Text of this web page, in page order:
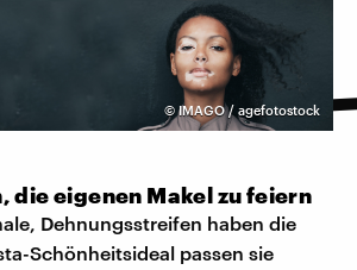
©IMAGO / agefotostock
die eigenen Makel zu feiern
Dehnungsstreifen haben die
Schönheitsideal passen sie